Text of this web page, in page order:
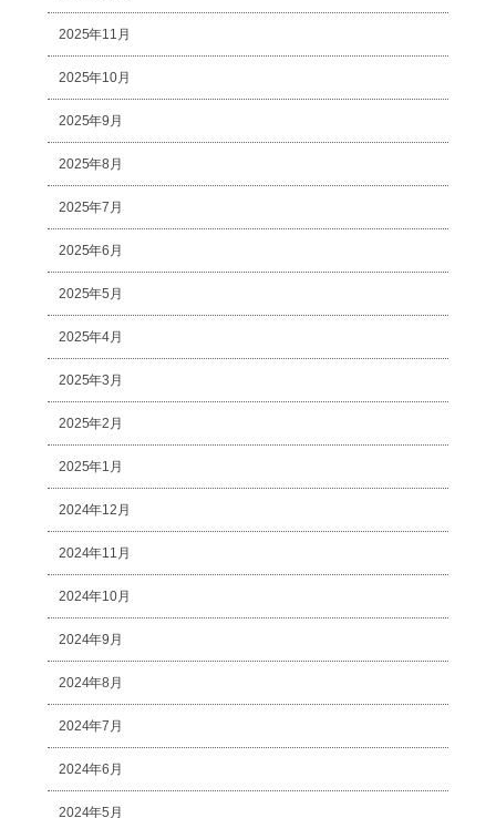
2025年11月
2025年10月
2025年9月
2025年8月
2025年7月
2025年6月
2025年5月
2025年4月
2025年3月
2025年2月
2025年1月
2024年12月
2024年11月
2024年10月
2024年9月
2024年8月
2024年7月
2024年6月
2024年5月